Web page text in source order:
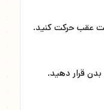
قرار دهید.